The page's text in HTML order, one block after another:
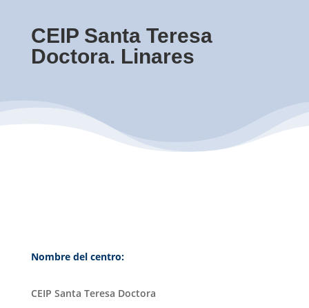
CEIP Santa Teresa
Doctora. Linares
Nombre del centro:
CEIP Santa Teresa Doctora